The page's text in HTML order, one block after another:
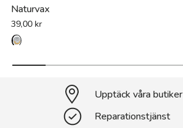
Naturvax
39,00 kr
Upptäck våra butiker
Reparationstjänst